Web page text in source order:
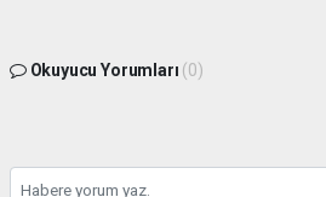
Okuyucu Yorumları (0)